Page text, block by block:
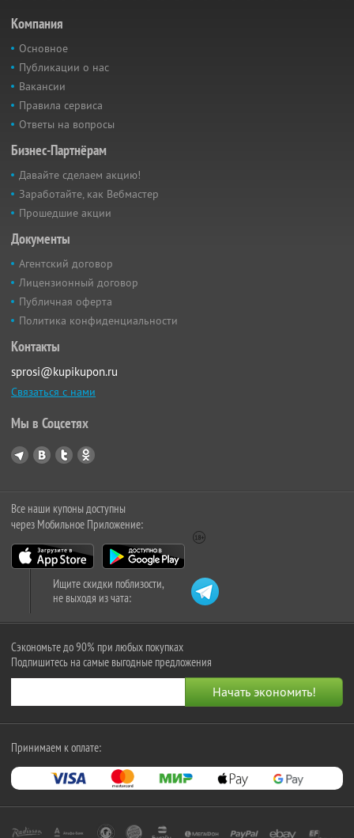
Компания
Основное
Публикации о нас
Вакансии
Правила сервиса
Ответы на вопросы
Бизнес-Партнёрам
Давайте сделаем акцию!
Заработайте, как Вебмастер
Прошедшие акции
Документы
Агентский договор
Лицензионный договор
Публичная оферта
Политика конфиденциальности
Контакты
sprosi@kupikupon.ru
Связаться с нами
Мы в Соцсетях
Все наши купоны доступны
через Мобильное Приложение:
Ищите скидки поблизости,
не выходя из чата:
Сэкономьте до 90% при любых покупках
Подпишитесь на самые выгодные предложения
Принимаем к оплате: